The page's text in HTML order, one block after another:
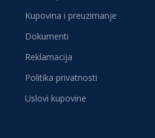
Kupovina i preuzimanje
Dokumenti
Reklamacija
Politika privatnosti
Uslovi kupovine